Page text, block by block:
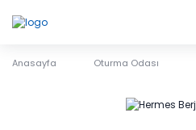
Anasayfa Oturma Odası